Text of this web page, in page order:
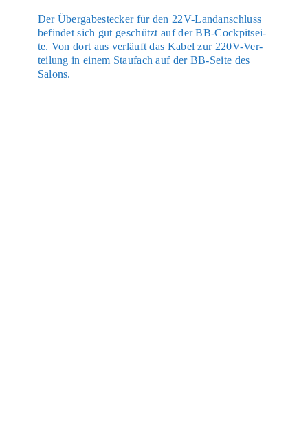
Der Über­ga­be­stecker für den 22V-Land­an­schluss
befin­det sich gut geschützt auf der BB-Cock­pit­sei­
te. Von dort aus ver­läuft das Kabel zur 220V-Ver­
tei­lung in einem Stau­fach auf der BB-Sei­te des
Salons.